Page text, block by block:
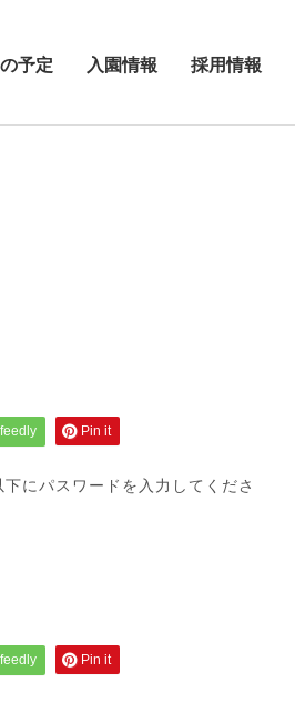
予定 入園情報 採用情報
feedly Pin it
にパスワードを入力してくださ
feedly Pin it